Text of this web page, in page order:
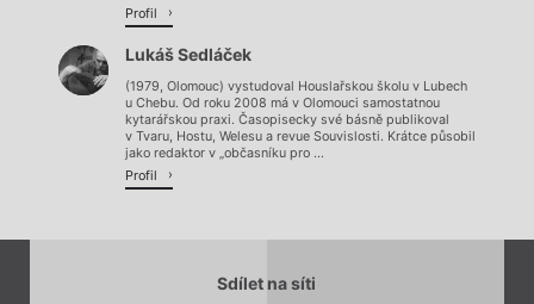
Profil
Lukáš Sedláček
(1979, Olomouc) vystudoval Houslařskou školu v Lubech
u Chebu. Od roku 2008 má v Olomouci samostatnou
kytarářskou praxi. Časopisecky své básně publikoval
v Tvaru, Hostu, Welesu a revue Souvislosti. Krátce působil
jako redaktor v „občasníku pro ...
Profil
Sdílet na síti